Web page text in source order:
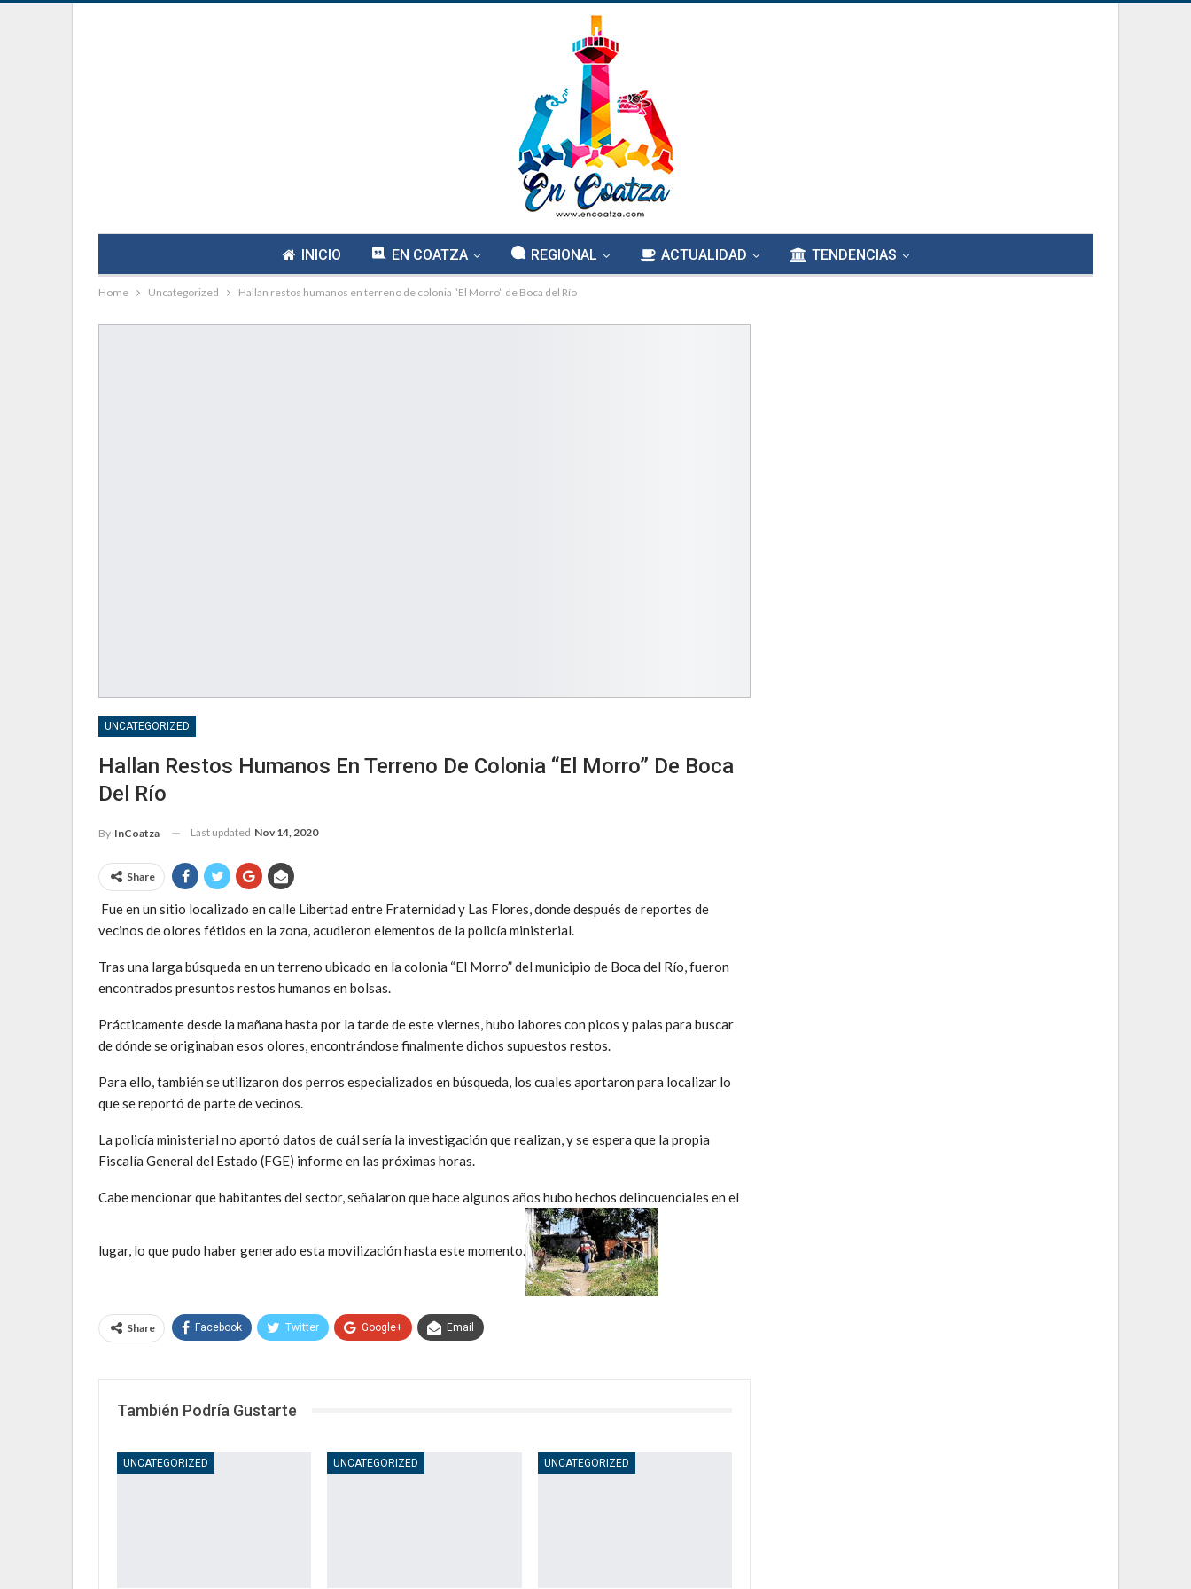
INICIO EN COATZA REGIONAL ACTUALIDAD TENDENCIAS
Home Uncategorized Hallan restos humanos en terreno de colonia “El Morro” de Boca del Río
UNCATEGORIZED
Hallan Restos Humanos En Terreno De Colonia “El Morro” De Boca
Del Río
By InCoatza Last updated Nov 14, 2020
Share
Fue en un sitio localizado en calle Libertad entre Fraternidad y Las Flores, donde después de reportes de
vecinos de olores fétidos en la zona, acudieron elementos de la policía ministerial.
Tras una larga búsqueda en un terreno ubicado en la colonia “El Morro” del municipio de Boca del Río, fueron
encontrados presuntos restos humanos en bolsas.
Prácticamente desde la mañana hasta por la tarde de este viernes, hubo labores con picos y palas para buscar
de dónde se originaban esos olores, encontrándose finalmente dichos supuestos restos.
Para ello, también se utilizaron dos perros especializados en búsqueda, los cuales aportaron para localizar lo
que se reportó de parte de vecinos.
La policía ministerial no aportó datos de cuál sería la investigación que realizan, y se espera que la propia
Fiscalía General del Estado (FGE) informe en las próximas horas.
Cabe mencionar que habitantes del sector, señalaron que hace algunos años hubo hechos delincuenciales en el
lugar, lo que pudo haber generado esta movilización hasta este momento.
Share Facebook Twitter Google+ Email
También Podría Gustarte
UNCATEGORIZED UNCATEGORIZED UNCATEGORIZED